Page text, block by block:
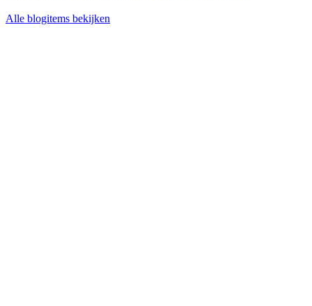
Alle blogitems bekijken